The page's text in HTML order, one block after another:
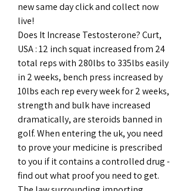
new same day click and collect now
live!
Does It Increase Testosterone? Curt,
USA : 12 inch squat increased from 24
total reps with 280lbs to 335lbs easily
in 2 weeks, bench press increased by
10lbs each rep every week for 2 weeks,
strength and bulk have increased
dramatically, are steroids banned in
golf. When entering the uk, you need
to prove your medicine is prescribed
to you if it contains a controlled drug -
find out what proof you need to get.